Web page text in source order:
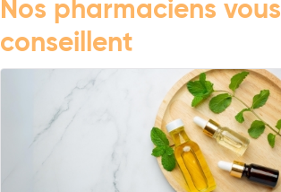
Nos pharmaciens vous
conseillent